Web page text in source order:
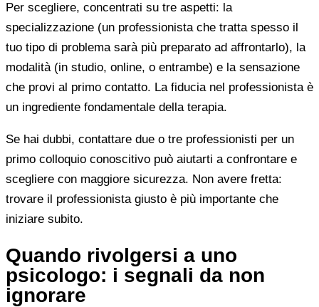
Per scegliere, concentrati su tre aspetti: la
specializzazione (un professionista che tratta spesso il
tuo tipo di problema sarà più preparato ad affrontarlo), la
modalità (in studio, online, o entrambe) e la sensazione
che provi al primo contatto. La fiducia nel professionista è
un ingrediente fondamentale della terapia.
Se hai dubbi, contattare due o tre professionisti per un
primo colloquio conoscitivo può aiutarti a confrontare e
scegliere con maggiore sicurezza. Non avere fretta:
trovare il professionista giusto è più importante che
iniziare subito.
Quando rivolgersi a uno
psicologo: i segnali da non
ignorare